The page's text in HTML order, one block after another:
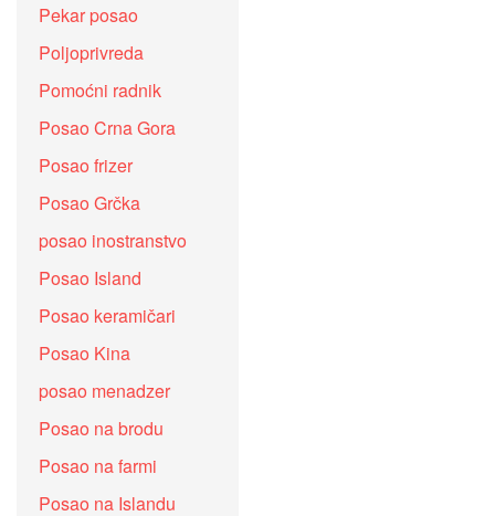
Pekar posao
Poljoprivreda
Pomoćni radnik
Posao Crna Gora
Posao frizer
Posao Grčka
posao inostranstvo
Posao Island
Posao keramičari
Posao Kina
posao menadzer
Posao na brodu
Posao na farmi
Posao na Islandu